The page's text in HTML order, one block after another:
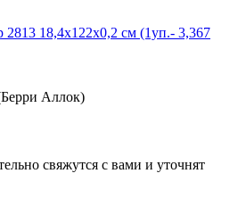
18,4x122х0,2 см (1уп.- 3,367
Аллок)
свяжутся с вами и уточнят